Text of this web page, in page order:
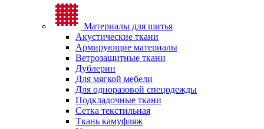
Материалы для шитья
Акустические ткани
Армирующие материалы
Ветрозащитные ткани
Дублерин
Для мягкой мебели
Для одноразовой спецодежды
Подкладочные ткани
Сетка текстильная
Ткань камуфляж